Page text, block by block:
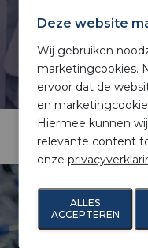
Deze website
Wij gebruiken
marketingcookies.
ervoor dat de
en
Hiermee kunnen
relevante content
onze
ALLES
ACCEPTEREN